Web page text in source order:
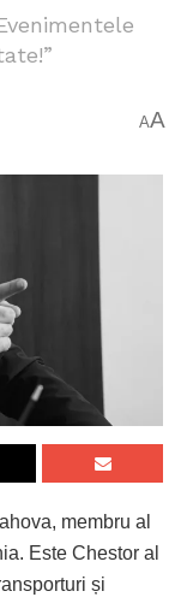
AA
membru al
Este Chestor al
și